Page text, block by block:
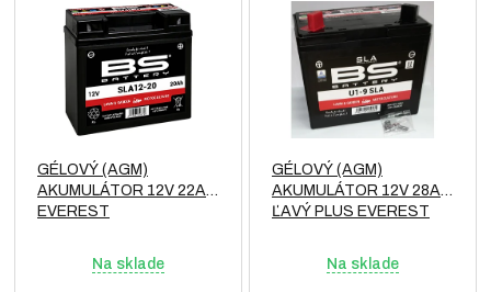
GÉLOVÝ (AGM)
AKUMULÁTOR 12V 22Ah
EVEREST
Na sklade
GÉLOVÝ (AGM)
AKUMULÁTOR 12V 28Ah
ĽAVÝ PLUS EVEREST
Na sklade